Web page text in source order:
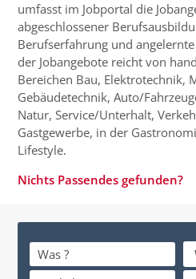
umfasst im Jobportal die
abgeschlossener
Berufserfahrung und
der Jobangebote reicht von
Bereichen Bau, Elektrotechnik,
Gebäudetechnik, Auto/
Natur, Service/Unterhalt,
Gastgewerbe, in der
Lifestyle.
Nichts Passendes gefunden?